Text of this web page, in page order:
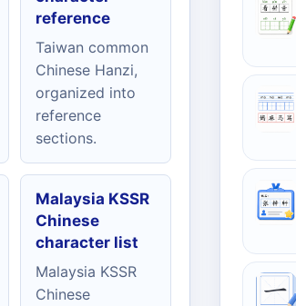
reference
Taiwan common
Chinese Hanzi,
organized into
reference
sections.
Malaysia KSSR
Chinese
character list
Malaysia KSSR
Chinese